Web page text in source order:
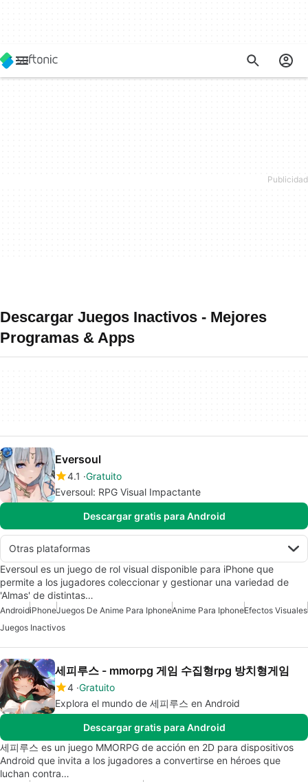
Descargar Juegos Inactivos - Mejores
Programas & Apps
Eversoul
4.1 Gratuito
Eversoul: RPG Visual Impactante
Descargar gratis para Android
Otras plataformas
Eversoul es un juego de rol visual disponible para iPhone que
permite a los jugadores coleccionar y gestionar una variedad de
'Almas' de distintas…
AndroidiPhoneJuegos De Anime Para IphoneAnime Para IphoneEfectos Visuales
Juegos Inactivos
세피루스 - mmorpg 게임 수집형rpg 방치형게임
4 Gratuito
Explora el mundo de 세피루스 en Android
Descargar gratis para Android
세피루스 es un juego MMORPG de acción en 2D para dispositivos
Android que invita a los jugadores a convertirse en héroes que
luchan contra…